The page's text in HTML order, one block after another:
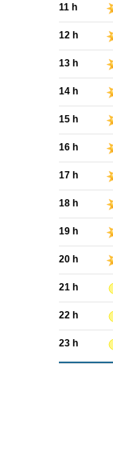
11 h
12 h
13 h
14 h
15 h
16 h
17 h
18 h
19 h
20 h
21 h
22 h
23 h